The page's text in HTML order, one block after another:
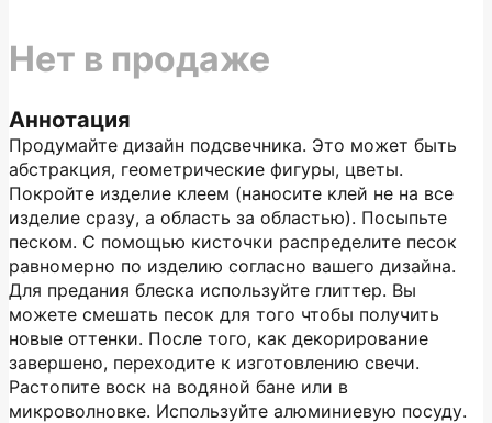
Аннотация
Продумайте дизайн подсвечника. Это может быть
абстракция, геометрические фигуры, цветы.
Покройте изделие клеем (наносите клей не на все
изделие сразу, а область за областью). Посыпьте
песком. С помощью кисточки распределите песок
равномерно по изделию согласно вашего дизайна.
Для предания блеска используйте глиттер. Вы
можете смешать песок для того чтобы получить
новые оттенки. После того, как декорирование
завершено, переходите к изготовлению свечи.
Растопите воск на водяной бане или в
микроволновке. Используйте алюминиевую посуду.
Нет в продаже